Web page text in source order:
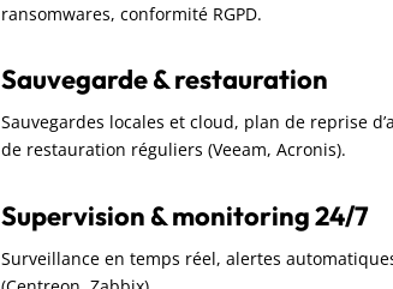
ransomwares, conformité RGPD.
Sauvegarde & restauration
Sauvegardes locales et cloud, plan de reprise
de restauration réguliers (Veeam, Acronis).
Supervision & monitoring 24/7
Surveillance en temps réel, alertes